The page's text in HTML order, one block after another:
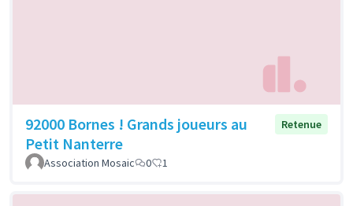
92000 Bornes ! Grands joueurs au
Petit Nanterre
Retenue
Association Mosaic 0 1